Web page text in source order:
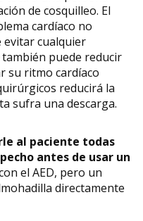
de cosquilleo. El
cardíaco no
evitar cualquier
puede reducir
su ritmo cardíaco
reducirá la
sufra una descarga.
al paciente todas
antes de usar un
el AED, pero un
directamente